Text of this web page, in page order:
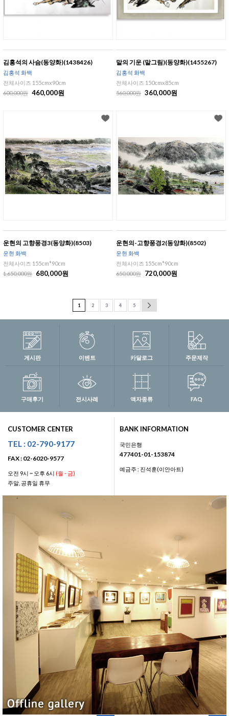
김홍석의 사슴(동양화)(1438426)
김홍석 화백
전체사이즈 155cmx90cm
600,000원 460,000원
말의 기운 (말그림)(동양화)(1455267)
김홍석 화백
전체사이즈 150cmx85cm
560,000원 360,000원
운현의 고향풍경3(동양화)(8503)
운현 화백
전체사이즈 155cm*90cm
1,650,000원
680,000원
운현의-고향풍경2(동양화)(8502)
운현 화백
전체사이즈 155cm*90cm
650,000원
720,000원
1 2 3 4 5
게시판 이벤트 카달로그 주문제작
구매후기 전시사례 액자종류 FAQ
CUSTOMER CENTER
TEL : 02-790-9177
FAX : 02-6020-9577
오전 9시 ~ 오후 6시 (월 - 금)
주말, 공휴일 휴무
BANK INFORMATION
국민은행
477401-01-153874
예금주 : 진석훈(이안아트)